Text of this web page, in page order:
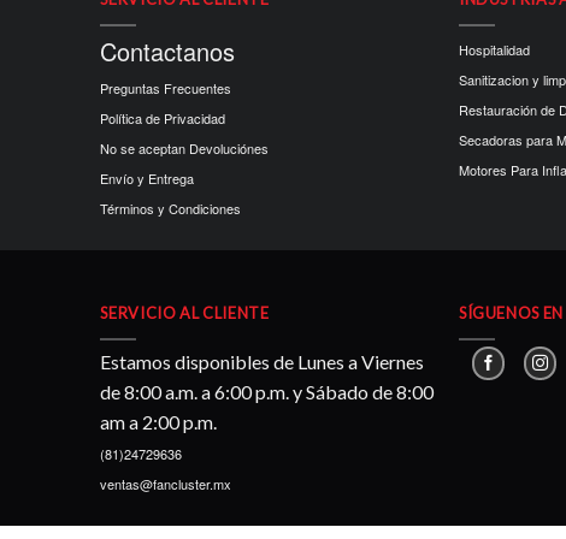
Contactanos
Preguntas Frecuentes
Política de Privacidad
No se aceptan Devoluciónes
Envío y Entrega
Términos y Condiciones
Hospitalidad
Sanitizacion y
Restauración de
Secadoras para
Motores Para
SERVICIO AL CLIENTE
Estamos disponibles de Lunes a Viernes
de 8:00 a.m. a 6:00 p.m. y Sábado de 8:00
am a 2:00 p.m.
(81)24729636
ventas@fancluster.mx
SÍGUENOS